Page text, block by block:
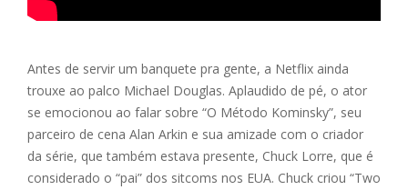
Antes de servir um banquete pra gente, a Netflix ainda
trouxe ao palco Michael Douglas. Aplaudido de pé, o ator
se emocionou ao falar sobre “O Método Kominsky”, seu
parceiro de cena Alan Arkin e sua amizade com o criador
da série, que também estava presente, Chuck Lorre, que é
considerado o “pai” dos sitcoms nos EUA. Chuck criou “Two